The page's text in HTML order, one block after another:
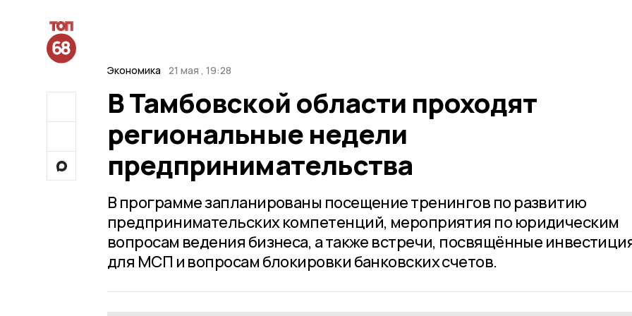
Экономика 21 мая , 19:28
В Тамбовской области проходят
региональные недели
предпринимательства
В программе запланированы посещение тренингов по развитию
предпринимательских компетенций, мероприятия по юридическим
вопросам ведения бизнеса, а также встречи, посвящённые
для МСП и вопросам блокировки банковских счетов.